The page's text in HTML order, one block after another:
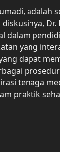
adalah
dalam
yang
dapat
prosedur
tenaga
praktik